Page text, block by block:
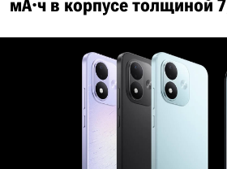
мА·ч в корпусе толщиной